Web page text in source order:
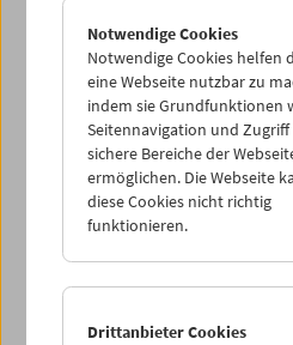
Vielleicht können Sie den von
über unsere
Share on
Spielplan
Notwendige Cookies
Notwendige Cookies helfen
eine Webseite nutzbar zu
indem sie Grundfunktionen
Seitennavigation und
sichere Bereiche der
ermöglichen. Die Webseite
diese Cookies nicht richtig
funktionieren.
Drittanbieter Cookies